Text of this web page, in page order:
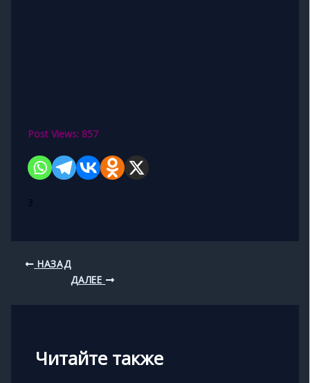
Post Views: 857
3
НАЗАД
ДАЛЕЕ
Читайте также